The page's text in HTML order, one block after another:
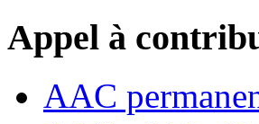
Appel à
AAC